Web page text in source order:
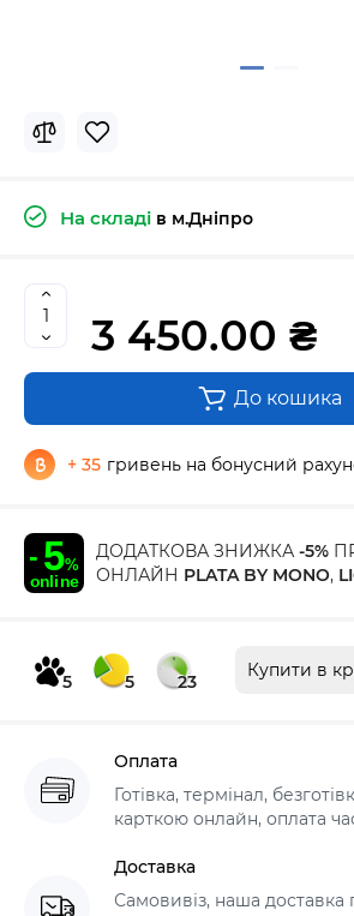
На складі в м.Дніпро
3 450.00 ₴
До кошика
+ 35 гривень на бонусний
ДОДАТКОВА ЗНИЖКА -5%
ОНЛАЙН PLATA BY MONO,
5 5 23
Купити в
Оплата
Готівка, термінал,
карткою онлайн, оплата
Доставка
Самовивіз, наша доставка